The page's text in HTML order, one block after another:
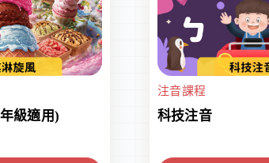
級適用)
注音課程
科技注音